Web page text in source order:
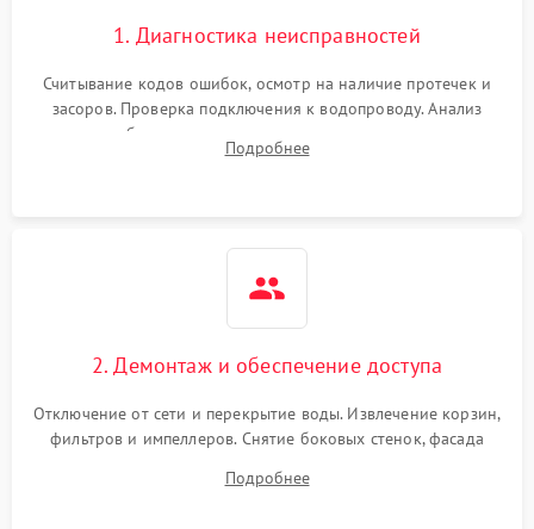
1. Диагностика неисправностей
Считывание кодов ошибок, осмотр на наличие протечек и
засоров. Проверка подключения к водопроводу. Анализ
жалоб на отсутствие слива, нагрева, вращения
разбрызгивателей или срабатывание системы защиты
Подробнее
2. Демонтаж и обеспечение доступа
Отключение от сети и перекрытие воды. Извлечение корзин,
фильтров и импеллеров. Снятие боковых стенок, фасада
циркуляционному насосу, ТЭНу и сливной помпе.
Подробнее